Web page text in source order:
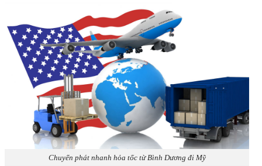
Chuyển phát nhanh hỏa tốc từ Bình Dương đi Mỹ